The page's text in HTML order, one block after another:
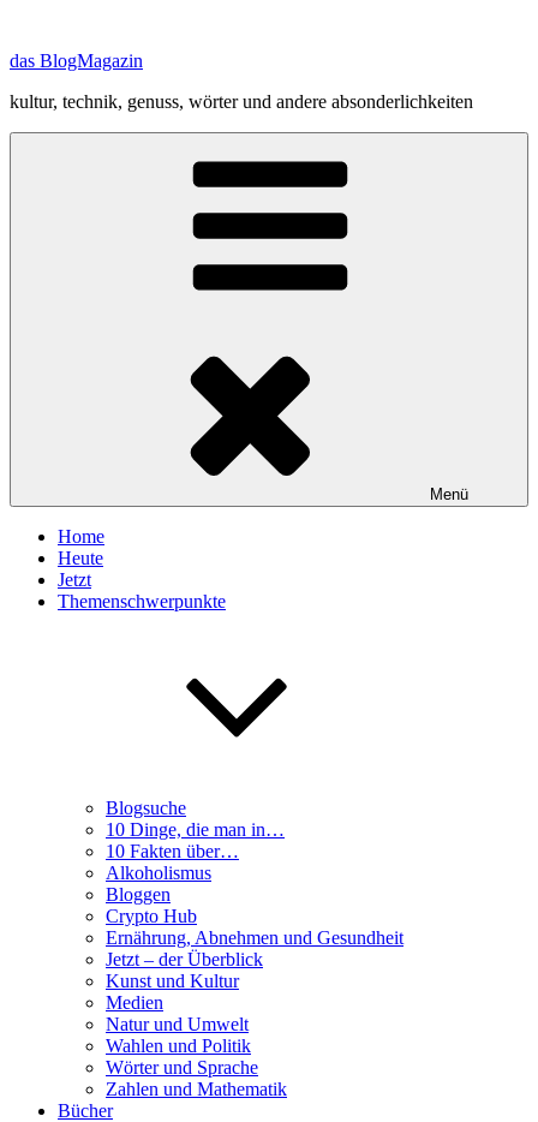
springen
das BlogMagazin
kultur, technik, genuss, wörter und andere absonderlichkeiten
Menü
Home
Heute
Jetzt
Themenschwerpunkte
Blogsuche
10 Dinge, die man in…
10 Fakten über…
Alkoholismus
Bloggen
Crypto Hub
Ernährung, Abnehmen und Gesundheit
Jetzt – der Überblick
Kunst und Kultur
Medien
Natur und Umwelt
Wahlen und Politik
Wörter und Sprache
Zahlen und Mathematik
Bücher